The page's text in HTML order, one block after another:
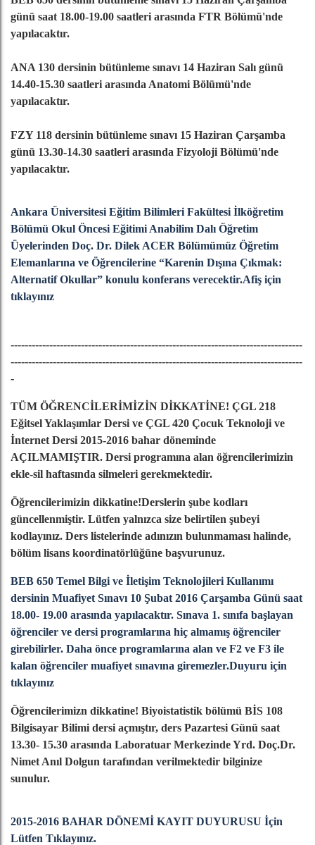
günü saat 18.00-19.00 saatleri arasında FTR Bölümü'nde
yapılacaktır.
ANA 130 dersinin bütünleme sınavı 14 Haziran Salı günü
14.40-15.30 saatleri arasında Anatomi Bölümü'nde
yapılacaktır.
FZY 118 dersinin bütünleme sınavı 15 Haziran Çarşamba
günü 13.30-14.30 saatleri arasında Fizyoloji Bölümü'nde
yapılacaktır.
Ankara Üniversitesi Eğitim Bilimleri Fakültesi İlköğretim
Bölümü Okul Öncesi Eğitimi Anabilim Dalı Öğretim
Üyelerinden Doç. Dr. Dilek ACER Bölümümüz Öğretim
Elemanlarına ve Öğrencilerine “Karenin Dışına Çıkmak:
Alternatif Okullar” konulu konferans verecektir.Afiş için
tıklayınız
-----------------------------------------------------------------------------------
-----------------------------------------------------------------------------------
-
TÜM ÖĞRENCİLERİMİZİN DİKKATİNE! ÇGL 218
Eğitsel Yaklaşımlar Dersi ve ÇGL 420 Çocuk Teknoloji ve
İnternet Dersi 2015-2016 bahar döneminde
AÇILMAMIŞTIR. Dersi programına alan öğrencilerimizin
ekle-sil haftasında silmeleri gerekmektedir.
Öğrencilerimizin dikkatine!Derslerin şube kodları
güncellenmiştir. Lütfen yalnızca size belirtilen şubeyi
kodlayınız. Ders listelerinde adınızın bulunmaması halinde,
bölüm lisans koordinatörlüğüne başvurunuz.
BEB 650 Temel Bilgi ve İletişim Teknolojileri Kullanımı
dersinin Muafiyet Sınavı 10 Şubat 2016 Çarşamba Günü saat
18.00- 19.00 arasında yapılacaktır. Sınava 1. sınıfa başlayan
öğrenciler ve dersi programlarına hiç almamış öğrenciler
girebilirler. Daha önce programlarına alan ve F2 ve F3 ile
kalan öğrenciler muafiyet sınavına giremezler.Duyuru için
tıklayınız
Öğrencilerimizn dikkatine! Biyoistatistik bölümü BİS 108
Bilgisayar Bilimi dersi açmıştır, ders Pazartesi Günü saat
13.30- 15.30 arasında Laboratuar Merkezinde Yrd. Doç.Dr.
Nimet Anıl Dolgun tarafından verilmektedir bilginize
sunulur.
2015-2016 BAHAR DÖNEMİ KAYIT DUYURUSU İçin
Lütfen Tıklayınız.